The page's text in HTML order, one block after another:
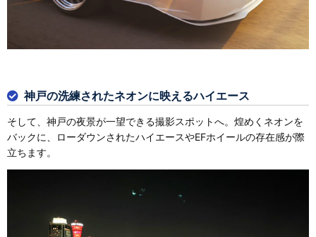
神戸の洗練されたネオンに映えるハイエース
そして、神戸の夜景が一望できる撮影スポットへ。煌めくネオンを
バックに、ローダウンされたハイエースやEFホイールの存在感が際
立ちます。